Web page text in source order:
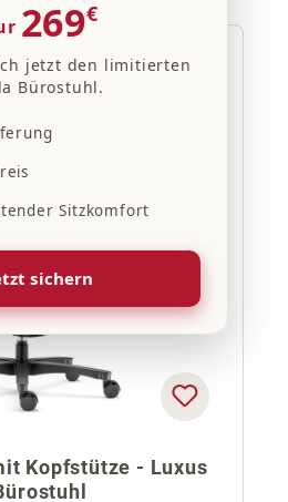
269€
jetzt den limitierten
Bürostuhl.
Sitzkomfort
sichern
Kopfstütze - Luxus